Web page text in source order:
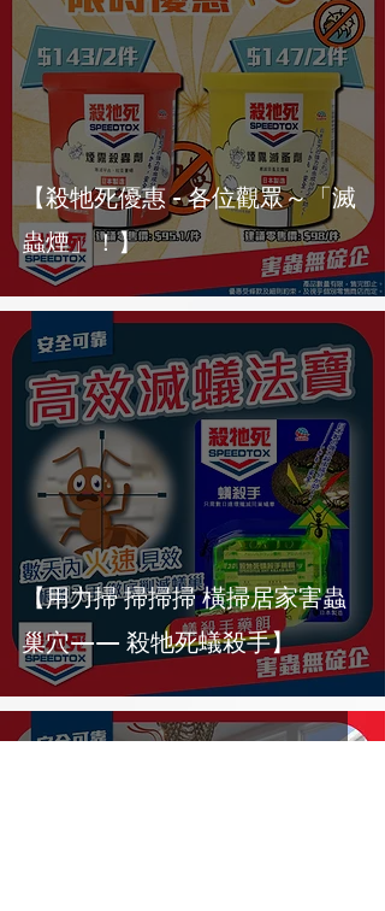
【殺牠死優惠 - 各位觀眾～「滅
蟲煙」！】
【用力掃 掃掃掃 橫掃居家害蟲
巢穴—— 殺牠死蟻殺手】